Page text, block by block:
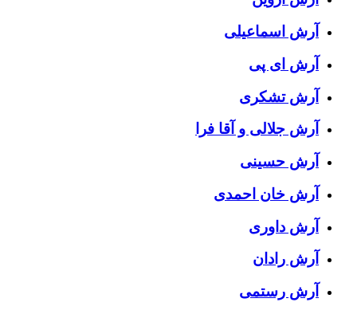
آرش اسماعیلی
آرش ای پی
آرش تشکری
آرش جلالی و آقا فرا
آرش حسینی
آرش خان احمدی
آرش داوری
آرش رادان
آرش رستمى